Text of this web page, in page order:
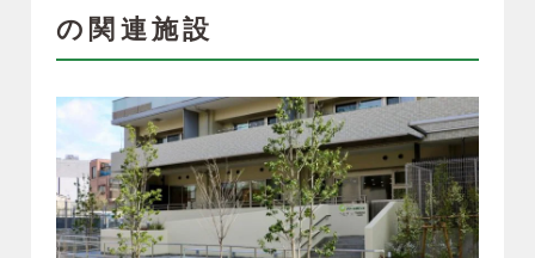
の関連施設